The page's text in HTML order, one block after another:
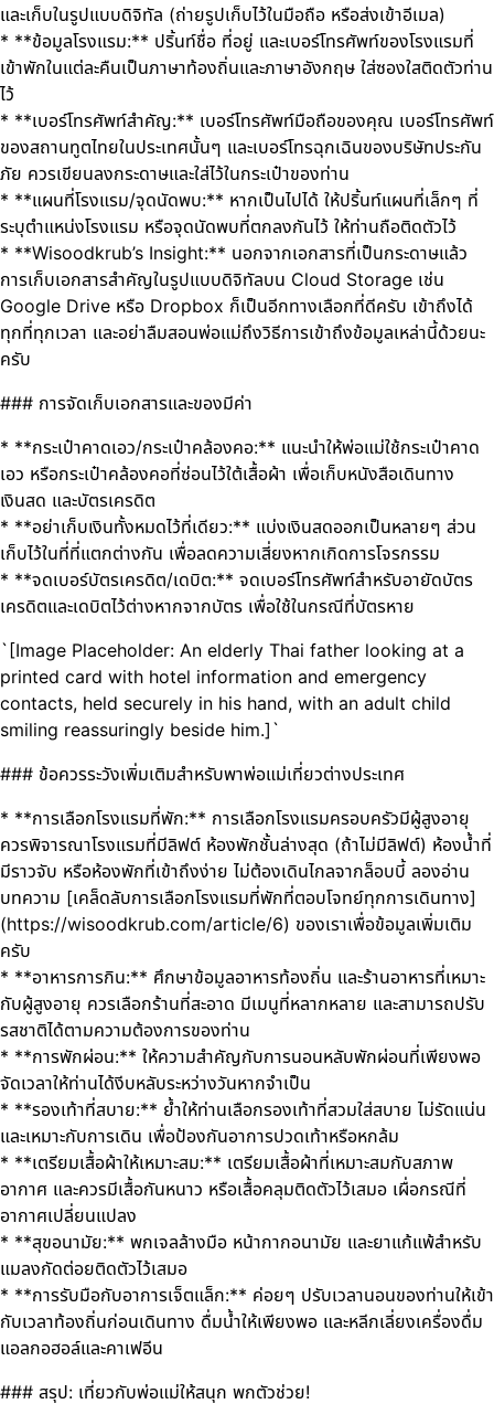
และเก็บในรูปแบบดิจิทัล (ถ่ายรูปเก็บไว้ในมือถือ หรือส่งเข้าอีเมล)
* **ข้อมูลโรงแรม:** ปริ้นท์ชื่อ ที่อยู่ และเบอร์โทรศัพท์ของโรงแรมที่
เข้าพักในแต่ละคืนเป็นภาษาท้องถิ่นและภาษาอังกฤษ ใส่ซองใสติดตัวท่าน
ไว้
* **เบอร์โทรศัพท์สำคัญ:** เบอร์โทรศัพท์มือถือของคุณ เบอร์โทรศัพท์
ของสถานทูตไทยในประเทศนั้นๆ และเบอร์โทรฉุกเฉินของบริษัทประกัน
ภัย ควรเขียนลงกระดาษและใส่ไว้ในกระเป๋าของท่าน
* **แผนที่โรงแรม/จุดนัดพบ:** หากเป็นไปได้ ให้ปริ้นท์แผนที่เล็กๆ ที่
ระบุตำแหน่งโรงแรม หรือจุดนัดพบที่ตกลงกันไว้ ให้ท่านถือติดตัวไว้
* **Wisoodkrub’s Insight:** นอกจากเอกสารที่เป็นกระดาษแล้ว
การเก็บเอกสารสำคัญในรูปแบบดิจิทัลบน Cloud Storage เช่น
Google Drive หรือ Dropbox ก็เป็นอีกทางเลือกที่ดีครับ เข้าถึงได้
ทุกที่ทุกเวลา และอย่าลืมสอนพ่อแม่ถึงวิธีการเข้าถึงข้อมูลเหล่านี้ด้วยนะ
ครับ
### การจัดเก็บเอกสารและของมีค่า
* **กระเป๋าคาดเอว/กระเป๋าคล้องคอ:** แนะนำให้พ่อแม่ใช้กระเป๋าคาด
เอว หรือกระเป๋าคล้องคอที่ซ่อนไว้ใต้เสื้อผ้า เพื่อเก็บหนังสือเดินทาง
เงินสด และบัตรเครดิต
* **อย่าเก็บเงินทั้งหมดไว้ที่เดียว:** แบ่งเงินสดออกเป็นหลายๆ ส่วน
เก็บไว้ในที่ที่แตกต่างกัน เพื่อลดความเสี่ยงหากเกิดการโจรกรรม
* **จดเบอร์บัตรเครดิต/เดบิต:** จดเบอร์โทรศัพท์สำหรับอายัดบัตร
เครดิตและเดบิตไว้ต่างหากจากบัตร เพื่อใช้ในกรณีที่บัตรหาย
`[Image Placeholder: An elderly Thai father looking at a
printed card with hotel information and emergency
contacts, held securely in his hand, with an adult child
smiling reassuringly beside him.]`
### ข้อควรระวังเพิ่มเติมสำหรับพาพ่อแม่เที่ยวต่างประเทศ
* **การเลือกโรงแรมที่พัก:** การเลือกโรงแรมครอบครัวมีผู้สูงอายุ
ควรพิจารณาโรงแรมที่มีลิฟต์ ห้องพักชั้นล่างสุด (ถ้าไม่มีลิฟต์) ห้องน้ำที่
มีราวจับ หรือห้องพักที่เข้าถึงง่าย ไม่ต้องเดินไกลจากล็อบบี้ ลองอ่าน
บทความ [เคล็ดลับการเลือกโรงแรมที่พักที่ตอบโจทย์ทุกการเดินทาง]
(https://wisoodkrub.com/article/6) ของเราเพื่อข้อมูลเพิ่มเติม
ครับ
* **อาหารการกิน:** ศึกษาข้อมูลอาหารท้องถิ่น และร้านอาหารที่เหมาะ
กับผู้สูงอายุ ควรเลือกร้านที่สะอาด มีเมนูที่หลากหลาย และสามารถปรับ
รสชาติได้ตามความต้องการของท่าน
* **การพักผ่อน:** ให้ความสำคัญกับการนอนหลับพักผ่อนที่เพียงพอ
จัดเวลาให้ท่านได้งีบหลับระหว่างวันหากจำเป็น
* **รองเท้าที่สบาย:** ย้ำให้ท่านเลือกรองเท้าที่สวมใส่สบาย ไม่รัดแน่น
และเหมาะกับการเดิน เพื่อป้องกันอาการปวดเท้าหรือหกล้ม
* **เตรียมเสื้อผ้าให้เหมาะสม:** เตรียมเสื้อผ้าที่เหมาะสมกับสภาพ
อากาศ และควรมีเสื้อกันหนาว หรือเสื้อคลุมติดตัวไว้เสมอ เผื่อกรณีที่
อากาศเปลี่ยนแปลง
* **สุขอนามัย:** พกเจลล้างมือ หน้ากากอนามัย และยาแก้แพ้สำหรับ
แมลงกัดต่อยติดตัวไว้เสมอ
* **การรับมือกับอาการเจ็ตแล็ก:** ค่อยๆ ปรับเวลานอนของท่านให้เข้า
กับเวลาท้องถิ่นก่อนเดินทาง ดื่มน้ำให้เพียงพอ และหลีกเลี่ยงเครื่องดื่ม
แอลกอฮอล์และคาเฟอีน
### สรุป: เที่ยวกับพ่อแม่ให้สนุก พกตัวช่วย!